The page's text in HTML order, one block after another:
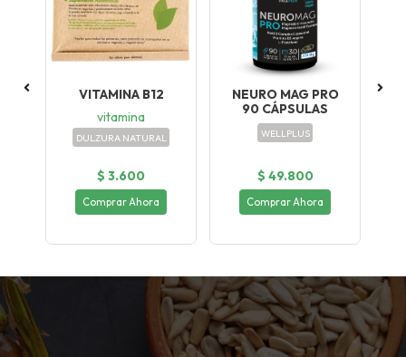
VITAMINA B12
vitamina
DULZURA NATURAL
$ 3.600
Comprar Ahora
NEURO MAG PRO
90 CÁPSULAS
WELLPLUS
$ 49.800
Comprar Ahora